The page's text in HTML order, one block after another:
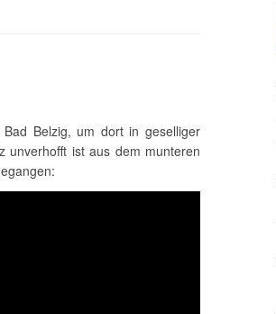
Bad Belzig, um dort in geselliger
ist aus dem munteren